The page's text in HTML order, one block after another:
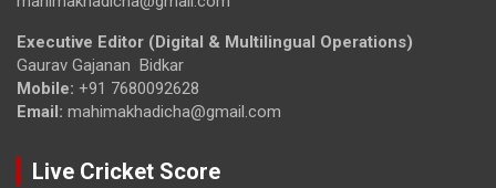
Executive Editor (Digital & Multilingual Operations)
Gaurav Gajanan Bidkar
Mobile: +91 7680092628
Email: mahimakhadicha@gmail.com
Live Cricket Score